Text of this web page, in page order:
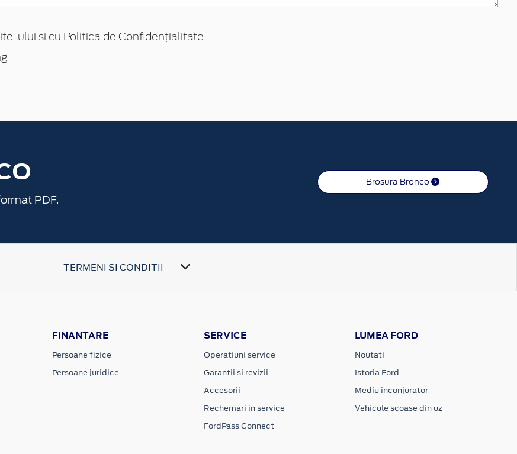
ului si cu Politica de Confidențialitate
PDF.
Brosura Bronco
TERMENI SI CONDITII
FINANTARE
Persoane fizice
Persoane juridice
SERVICE
Operatiuni service
Garantii si revizii
Accesorii
Rechemari in service
FordPass Connect
LUMEA FORD
Noutati
Istoria Ford
Mediu inconjurator
Vehicule scoase din uz